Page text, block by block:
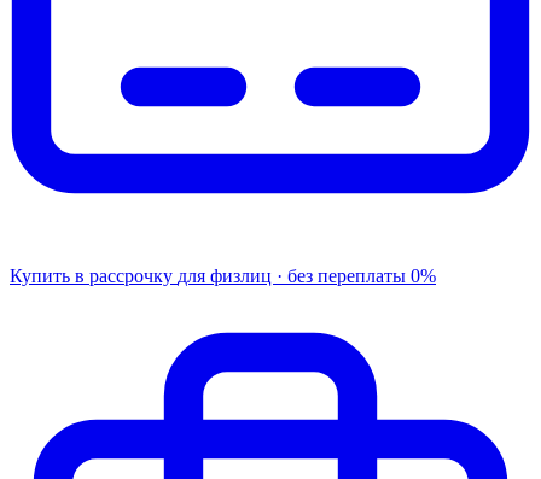
Купить в рассрочку для физлиц · без переплаты 0%